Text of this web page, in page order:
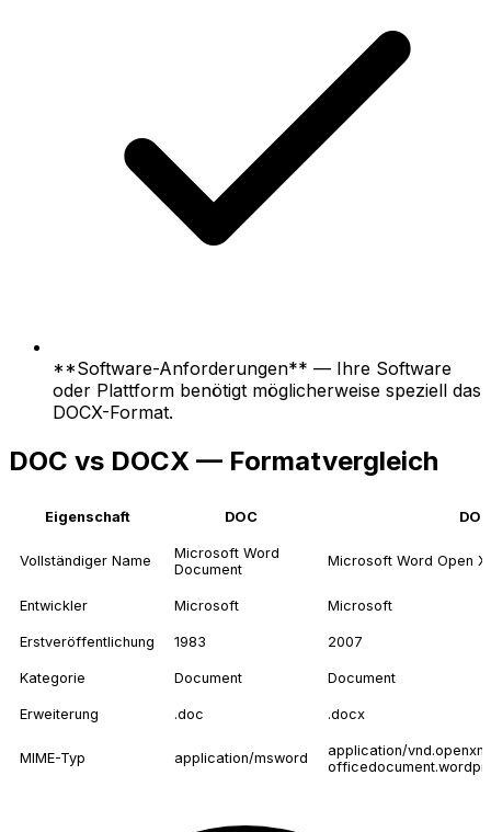
**Software-Anforderungen** — Ihre Software
oder Plattform benötigt möglicherweise speziell das
DOCX-Format.
DOC vs DOCX — Formatvergleich
Eigenschaft DOC
Vollständiger Name
Microsoft Word
Document
Microsoft Word Open
Entwickler Microsoft Microsoft
Erstveröffentlichung 1983 2007
Kategorie Document Document
Erweiterung .doc .docx
MIME-Typ application/msword
application/